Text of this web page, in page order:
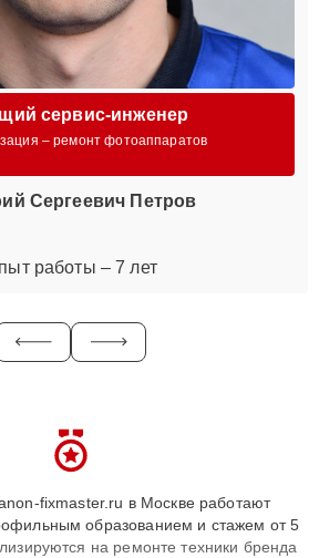
сервис-инженер
– ремонт фотоаппаратов
Сергеевич Петров
работы – 7 лет
fixmaster.ru в Москве работают
образованием и стажем от 5
на ремонте техники бренда